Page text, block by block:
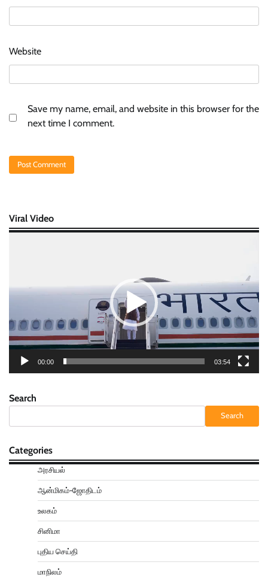
Website
Save my name, email, and website in this browser for the
next time I comment.
Viral Video
00:00 03:54
Search
Search
Categories
அரசியல்
ஆன்மிகம்-ஜோதிடம்
உலகம்
சினிமா
புதிய செய்தி
மாநிலம்